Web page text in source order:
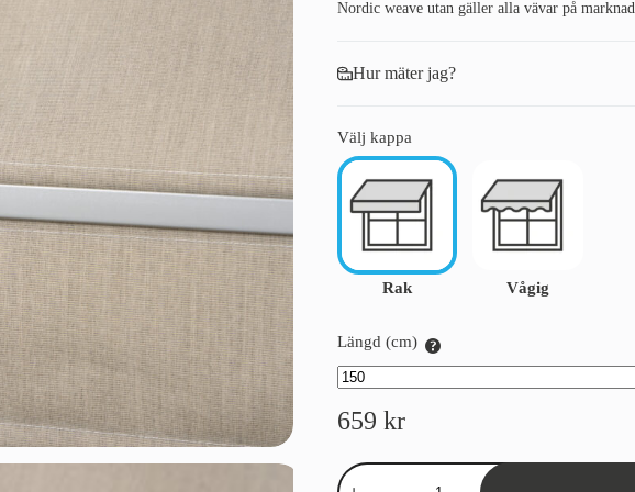
Nordic weave utan gäller alla vävar på
Hur mäter jag?
Välj kappa
Rak Vågig
Längd (cm)
659 kr
Kappa
Sandatex